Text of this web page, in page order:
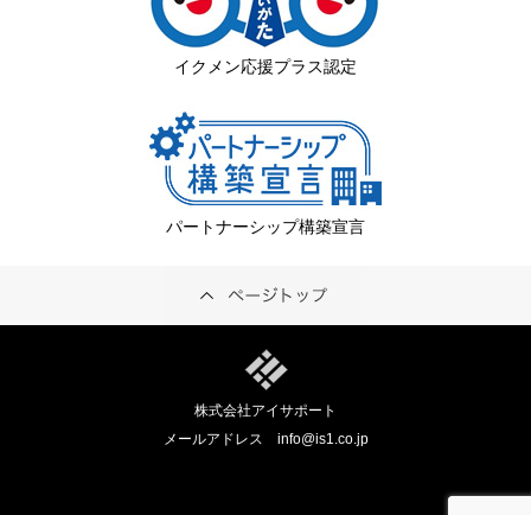
イクメン応援プラス認定
パートナーシップ構築宣言
株式会社アイサポート
メールアドレス info@is1.co.jp